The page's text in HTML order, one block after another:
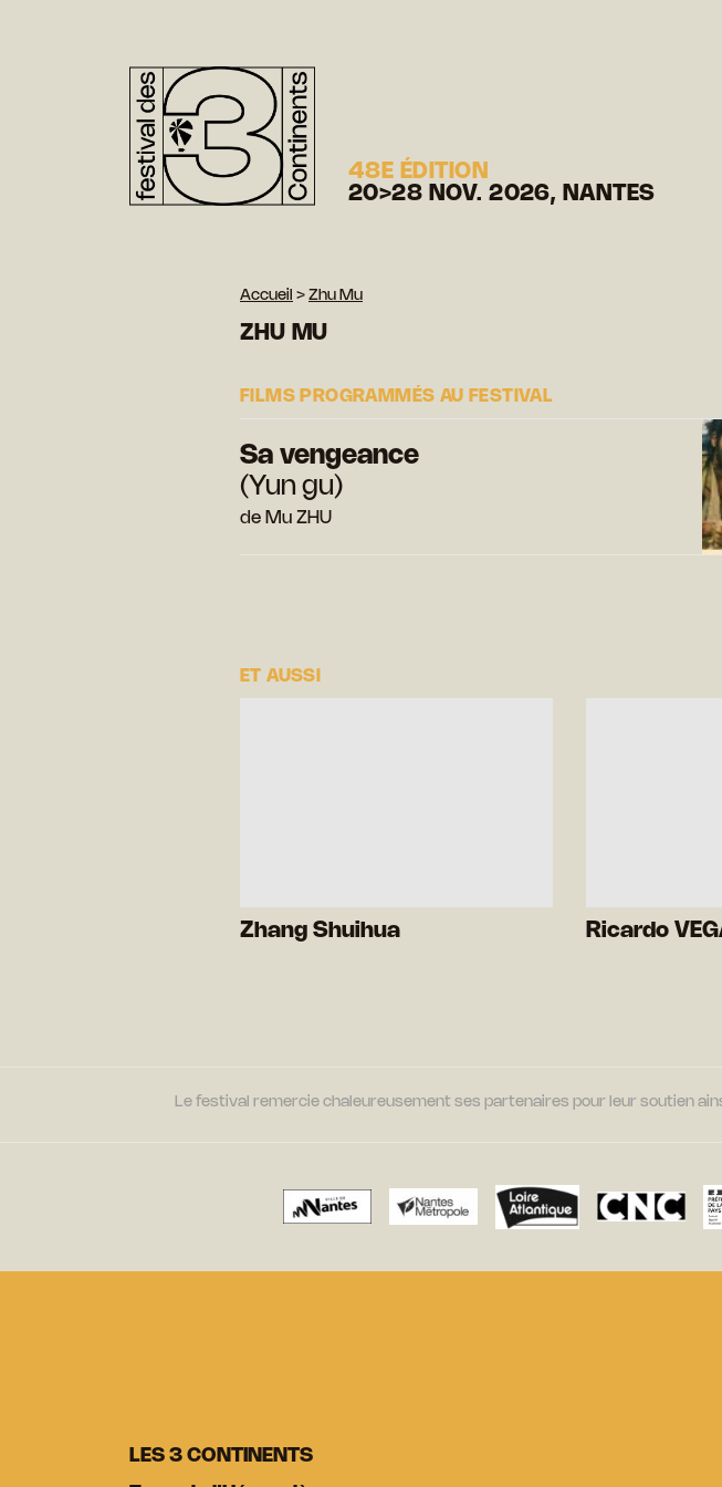
48E ÉDITION
20>28 NOV. 2026, NANTES
Accueil > Zhu Mu
ZHU MU
FILMS PROGRAMMÉS AU FESTIVAL
Sa vengeance
(Yun gu)
de Mu ZHU
ET AUSSI
Zhang Shuihua Ricardo
Le festival remercie chaleureusement ses partenaires pour leur soutien
LES 3 CONTINENTS